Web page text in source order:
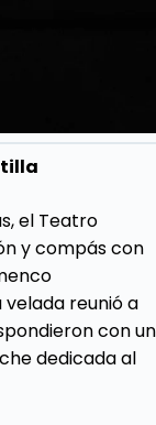
el Teatro
y compás con
velada reunió a
con un
dedicada al